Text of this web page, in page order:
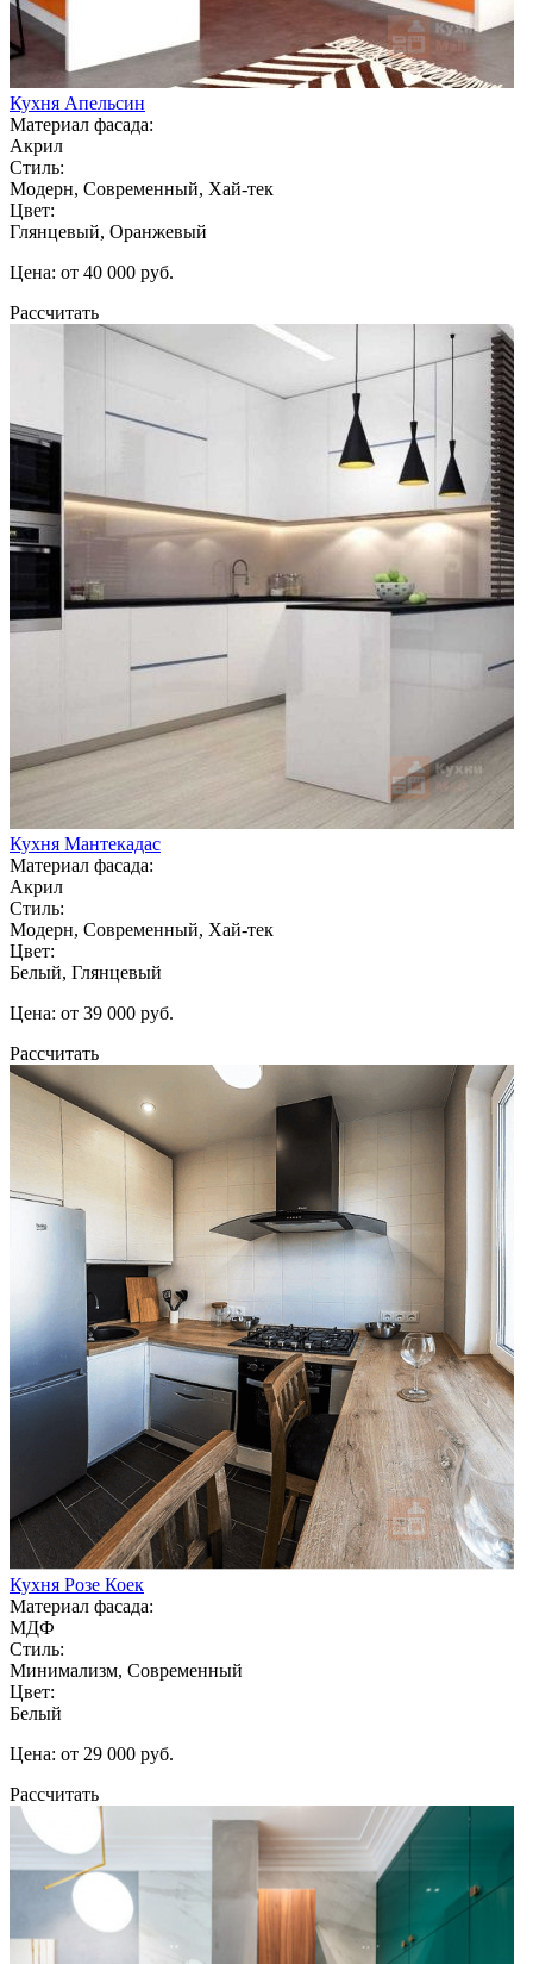
Кухня Апельсин
Материал фасада:
Акрил
Стиль:
Модерн, Современный, Хай-тек
Цвет:
Глянцевый, Оранжевый
Цена: от 40 000 руб.
Рассчитать
Кухня Мантекадас
Материал фасада:
Акрил
Стиль:
Модерн, Современный, Хай-тек
Цвет:
Белый, Глянцевый
Цена: от 39 000 руб.
Рассчитать
Кухня Розе Коек
Материал фасада:
МДФ
Стиль:
Минимализм, Современный
Цвет:
Белый
Цена: от 29 000 руб.
Рассчитать